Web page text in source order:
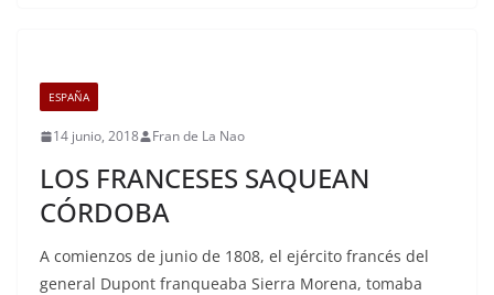
ESPAÑA
14 junio, 2018 Fran de La Nao
LOS FRANCESES SAQUEAN
CÓRDOBA
A comienzos de junio de 1808, el ejército francés del
general Dupont franqueaba Sierra Morena, tomaba